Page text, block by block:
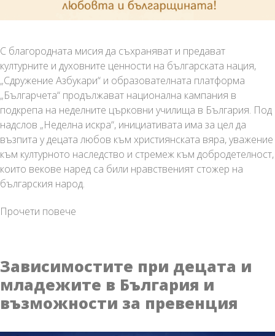
С благородната мисия да съхраняват и предават
културните и духовните ценности на българската нация,
„Сдружение Азбукари“ и образователната платформа
„Българчета“ продължават национална кампания в
подкрепа на неделните църковни училища в България. Под
надслов „Неделна искра“, инициативата има за цел да
възпита у децата любов към християнската вяра, уважение
към културното наследство и стремеж към добродетелност,
които векове наред са били нравственият стожер на
българския народ.
Прочети повече
„Сдружение
Азбукари“
продължава
Зависимостите при децата и
младежите в България и
възможности за превенция